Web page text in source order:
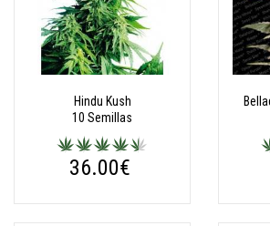
Hindu Kush
10 Semillas
36.00€